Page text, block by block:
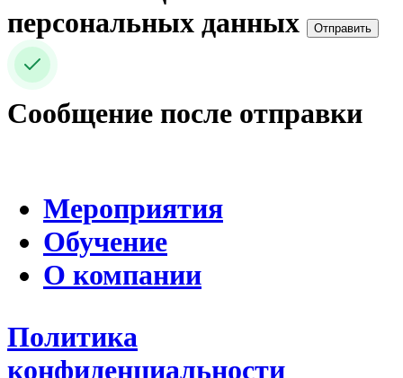
персональных данных
Отправить
Сообщение после отправки
Мероприятия
Обучение
О компании
Политика
конфиденциальности